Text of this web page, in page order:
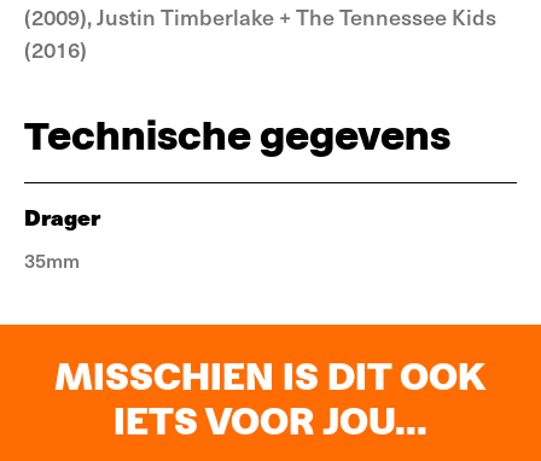
(2009), Justin Timberlake + The Tennessee Kids
(2016)
Technische gegevens
Drager
35mm
MISSCHIEN IS DIT OOK
IETS VOOR JOU...